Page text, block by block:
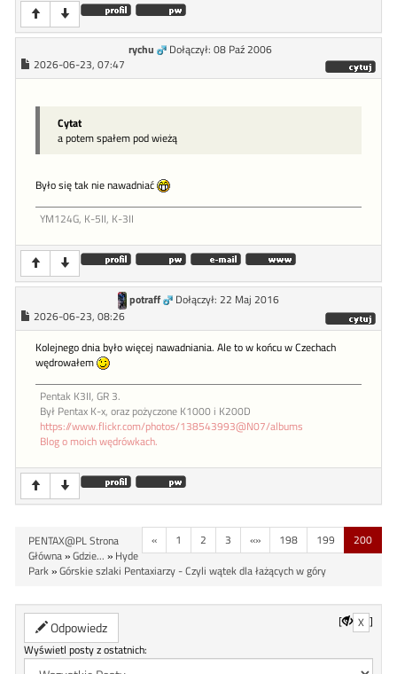
rychu
Dołączył: 08 Paź 2006
2026-06-23, 07:47
Cytat
a potem spałem pod wieżą
Było się tak nie nawadniać
YM124G, K-5II, K-3II
potraff
Dołączył: 22 Maj 2016
2026-06-23, 08:26
Kolejnego dnia było więcej nawadniania. Ale to w końcu w Czechach
wędrowałem
Pentak K3II, GR 3.
Był Pentax K-x, oraz pożyczone K1000 i K200D
https://www.flickr.com/photos/138543993@N07/albums
Blog o moich wędrówkach.
« 1 2 3 «» 198 199 200
PENTAX@PL Strona
Główna»Gdzie... » Hyde
Park»Górskie szlaki Pentaxiarzy - Czyli wątek dla łażących w góry
Odpowiedz [ X ]
Wyświetl posty z ostatnich: